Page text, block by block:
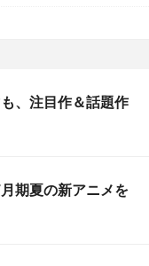
、注目作＆話題作
期夏の新アニメを